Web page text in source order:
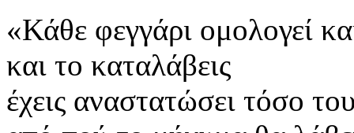
«Κάθε φεγγάρι ομολογεί
και το καταλάβεις
έχεις αναστατώσει τόσο